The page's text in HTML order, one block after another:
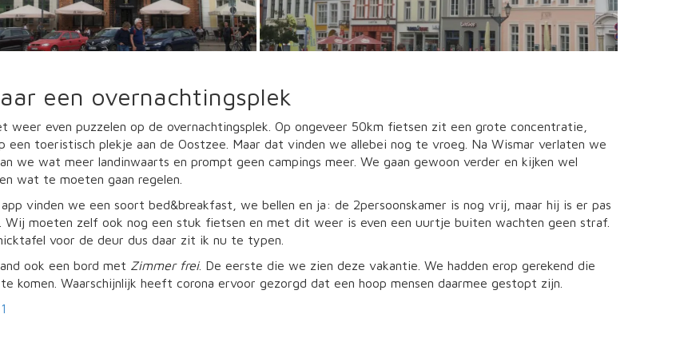
een overnachtingsplek
weer even puzzelen op de overnachtingsplek. Op ongeveer 50km fietsen zit een grote concentratie,
toeristisch plekje aan de Oostzee. Maar dat vinden we allebei nog te vroeg. Na Wismar verlaten we
we wat meer landinwaarts en prompt geen campings meer. We gaan gewoon verder en kijken wel
wat te moeten gaan regelen.
vinden we een soort bed&breakfast, we bellen en ja: de 2persoonskamer is nog vrij, maar hij is er pas
Wij moeten zelf ook nog een stuk fietsen en met dit weer is even een uurtje buiten wachten geen straf.
voor de deur dus daar zit ik nu te typen.
ook een bord met Zimmer frei. De eerste die we zien deze vakantie. We hadden erop gerekend die
komen. Waarschijnlijk heeft corona ervoor gezorgd dat een hoop mensen daarmee gestopt zijn.